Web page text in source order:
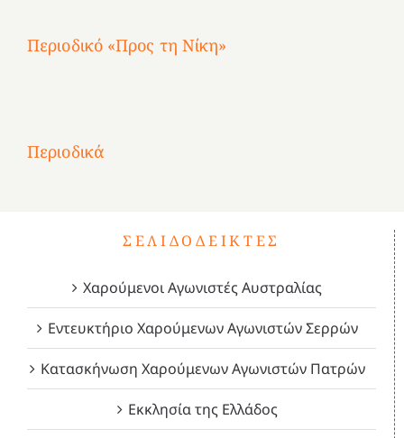
Περιοδικό «Προς τη Νίκη»
Περιοδικά
1821
Δεκέμβριος
2023!
Μάιος
2023!
Μάρτιος
2023!
ΣΕΛΙΔΟΔΕΊΚΤΕΣ
Χαρούμενοι Αγωνιστές Αυστραλίας
Εντευκτήριο Χαρούμενων Αγωνιστών Σερρών
Κατασκήνωση Χαρούμενων Αγωνιστών Πατρών
Εκκλησία της Ελλάδος